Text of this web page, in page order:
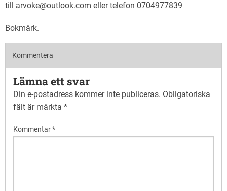
till arvoke@outlook.com eller telefon 0704977839
Bokmärk.
Kommentera
Lämna ett svar
Din e-postadress kommer inte publiceras. Obligatoriska
fält är märkta *
Kommentar*